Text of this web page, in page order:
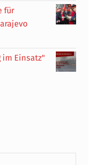
für
im Einsatz"